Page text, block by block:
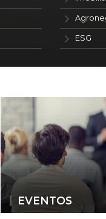
ESG
EVENTOS